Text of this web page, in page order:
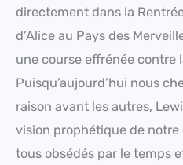
directement dans la
d’Alice au Pays des
une course effrénée contre
Puisqu’aujourd’hui nous
raison avant les autres,
vision prophétique de notre
tous obsédés par le temps